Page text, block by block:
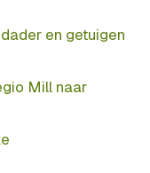
en getuigen
Mill naar